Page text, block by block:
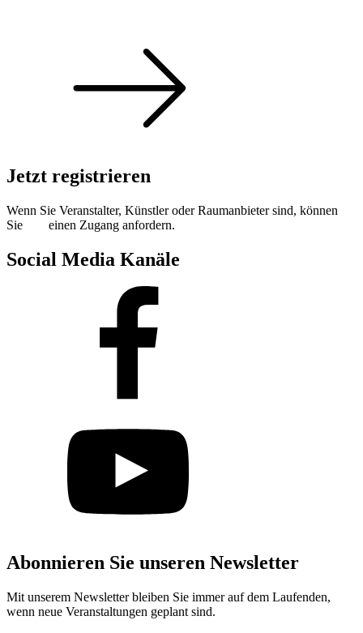
Jetzt registrieren
Wenn Sie Veranstalter, Künstler oder Raumanbieter sind, können
Sie
einen Zugang anfordern.
Social Media Kanäle
Abonnieren Sie unseren Newsletter
Mit unserem Newsletter bleiben Sie immer auf dem Laufenden,
wenn neue Veranstaltungen geplant sind.